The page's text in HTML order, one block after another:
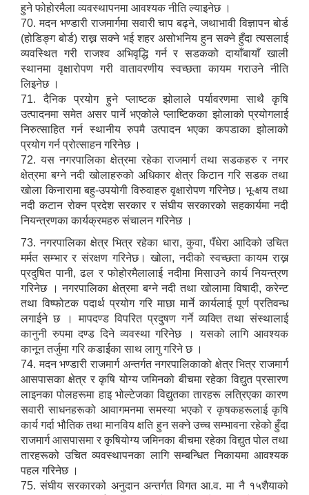
हुने फोहोरमैला व्यवस्थापनमा आवश्यक नीति ल्याइनेछ ।
70. मदन भण्डारी राजमार्गमा सवारी चाप बढ्ने, जथाभावी विज्ञापन बोर्ड
(होडिङ्ग बोर्ड) राख्न सक्ने भई शहर असोभनिय हुन सक्ने हुँदा त्यसलाई
व्यवस्थित गरी राजश्व अभिवृद्धि गर्न र सडकको दायाँबायाँ खाली
स्थानमा वृक्षारोपण गरी वातावरणीय स्वच्छता कायम गराउने नीति
लिइनेछ ।
71. दैनिक प्रयोग हुने प्लाष्टक झोलाले पर्यावरणमा साथै कृषि
उत्पादनमा समेत असर पार्ने भएकोले प्लाष्टिकका झोलाको प्रयोगलाई
निरुत्साहित गर्न स्थानीय रुपमै उत्पादन भएका कपडाका झोलाको
प्रयोग गर्न प्रोत्साहन गरिनेछ ।
72. यस नगरपालिका क्षेत्रमा रहेका राजमार्ग तथा सडकहरु र नगर
क्षेत्रमा बग्ने नदी खोलाहरुको अधिकार क्षेत्र किटान गरि सडक तथा
खोला किनारामा बहु-उपयोगी विरुवाहरु वृक्षारोपण गरिनेछ। भू-क्षय तथा
नदी कटान रोक्न प्रदेश सरकार र संघीय सरकारको सहकार्यमा नदी
नियन्त्रणका कार्यक्रमहरु संचालन गरिनेछ ।
73. नगरपालिका क्षेत्र भित्र रहेका धारा, कुवा, पँधेरा आदिको उचित
मर्मत सम्भार र संरक्षण गरिनेछ। खोला, नदीको स्वच्छता कायम राख्न
प्रदुषित पानी, ढल र फोहोरमैलालाई नदीमा मिसाउने कार्य नियन्त्रण
गरिनेछ । नगरपालिका क्षेत्रमा बग्ने नदी तथा खोलामा विषादी, करेन्ट
तथा विष्फोटक पदार्थ प्रयोग गरि माछा मार्ने कार्यलाई पूर्ण प्रतिवन्ध
लगाईने छ । मापदण्ड विपरित प्रदुषण गर्ने व्यक्ति तथा संस्थालाई
कानुनी रुपमा दण्ड दिने व्यवस्था गरिनेछ । यसको लागि आवश्यक
कानून तर्जुमा गरि कडाईका साथ लागु गरिने छ ।
74. मदन भण्डारी राजमार्ग अन्तर्गत नगरपालिकाको क्षेत्र भित्र राजमार्ग
आसपासका क्षेत्र र कृषि योग्य जमिनको बीचमा रहेका विद्युत प्रसारण
लाइनका पोलहरूमा हाइ भोल्टेजका विद्युतका तारहरू लत्रिएका कारण
सवारी साधनहरूको आवागमनमा समस्या भएको र कृषकहरूलाई कृषि
कार्य गर्दा भौतिक तथा मानविय क्षति हुन सक्ने उच्च सम्भावना रहेको हुँदा
राजमार्ग आसपासमा र कृषियोग्य जमिनका बीचमा रहेका विद्युत पोल तथा
तारहरूको उचित व्यवस्थापनका लागि सम्बन्धित निकायमा आवश्यक
पहल गरिनेछ ।
75. संघीय सरकारको अनुदान अन्तर्गत विगत आ.व. मा नै १५शैयाको